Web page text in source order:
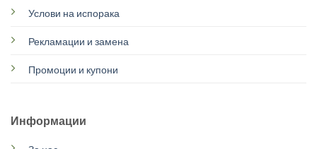
Услови на испорака
Рекламации и замена
Промоции и купони
Информации